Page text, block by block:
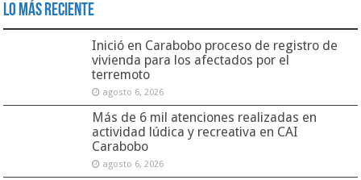
Lo Más Reciente
Inició en Carabobo proceso de registro de
vivienda para los afectados por el
terremoto
agosto 6, 2026
Más de 6 mil atenciones realizadas en
actividad lúdica y recreativa en CAI
Carabobo
agosto 6, 2026